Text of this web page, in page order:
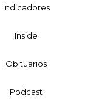
Indicadores
Inside
Obituarios
Podcast